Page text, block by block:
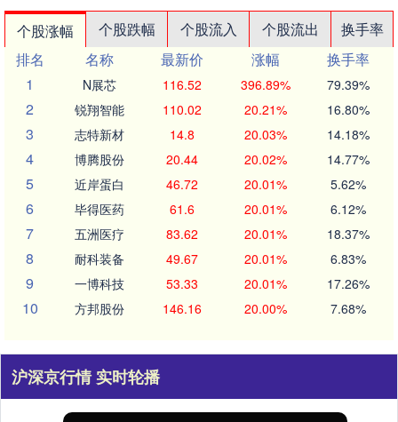
个股涨幅 个股跌幅 个股流入 个股流出
换手率
排名
名称 最新价 涨幅
换手率
1
N展芯 116.52 396.89% 79.39%
2 锐翔智能 110.02 20.21% 16.80%
3 志特新材 14.8 20.03% 14.18%
4 博腾股份 20.44 20.02% 14.77%
5 近岸蛋白 46.72 20.01% 5.62%
6 毕得医药 61.6 20.01% 6.12%
7 五洲医疗 83.62 20.01% 18.37%
8 耐科装备 49.67 20.01% 6.83%
9 一博科技 53.33 20.01% 17.26%
10 方邦股份 146.16 20.00% 7.68%
沪深京行情 实时轮播